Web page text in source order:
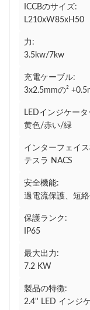
ICCBのサイズ:
L210xW85xH50
力:
3.5kw/7kw
充電ケーブル:
3x2.5mmの²
LEDインジケータ
黄色/赤い/緑
インターフェイ
テスラ NACS
安全機能:
過電流保護、短
保護ランク:
IP65
最大出力:
7.2 KW
製品の特徴:
2.4'' LED インジ